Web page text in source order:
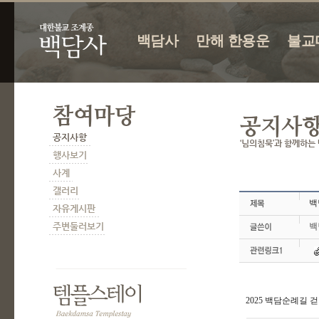
백담사 만해 한용운 불교
2025 백담순례길